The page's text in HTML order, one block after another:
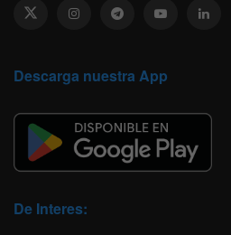
Descarga nuestra App
De Interes: